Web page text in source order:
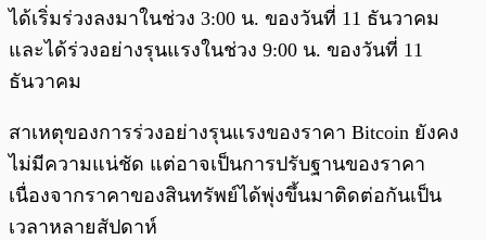
ได้เริ่มร่วงลงมาในช่วง 3:00 น. ของวันที่ 11 ธันวาคม
และได้ร่วงอย่างรุนแรงในช่วง 9:00 น. ของวันที่ 11
ธันวาคม
สาเหตุของการร่วงอย่างรุนแรงของราคา Bitcoin ยังคง
ไม่มีความแน่ชัด แต่อาจเป็นการปรับฐานของราคา
เนื่องจากราคาของสินทรัพย์ได้พุ่งขึ้นมาติดต่อกันเป็น
เวลาหลายสัปดาห์